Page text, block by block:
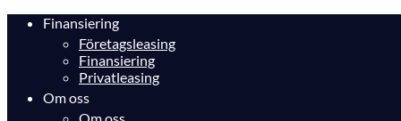
Finansiering
Företagsleasing
Finansiering
Privatleasing
Om oss